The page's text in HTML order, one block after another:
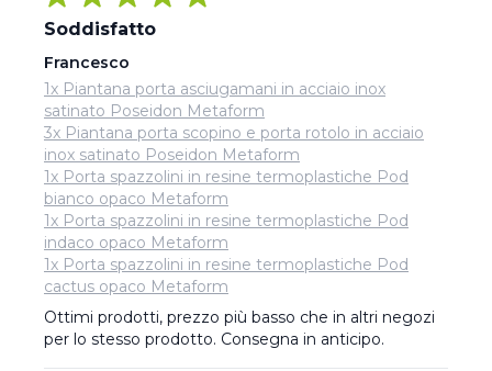
Soddisfatto
Francesco
1x Piantana porta asciugamani in acciaio inox
satinato Poseidon Metaform
3x Piantana porta scopino e porta rotolo in acciaio
inox satinato Poseidon Metaform
1x Porta spazzolini in resine termoplastiche Pod
bianco opaco Metaform
1x Porta spazzolini in resine termoplastiche Pod
indaco opaco Metaform
1x Porta spazzolini in resine termoplastiche Pod
cactus opaco Metaform
Ottimi prodotti, prezzo più basso che in altri negozi
per lo stesso prodotto. Consegna in anticipo.